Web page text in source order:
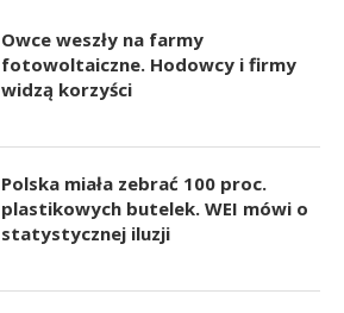
Owce weszły na farmy
fotowoltaiczne. Hodowcy i firmy
widzą korzyści
Polska miała zebrać 100 proc.
plastikowych butelek. WEI mówi o
statystycznej iluzji